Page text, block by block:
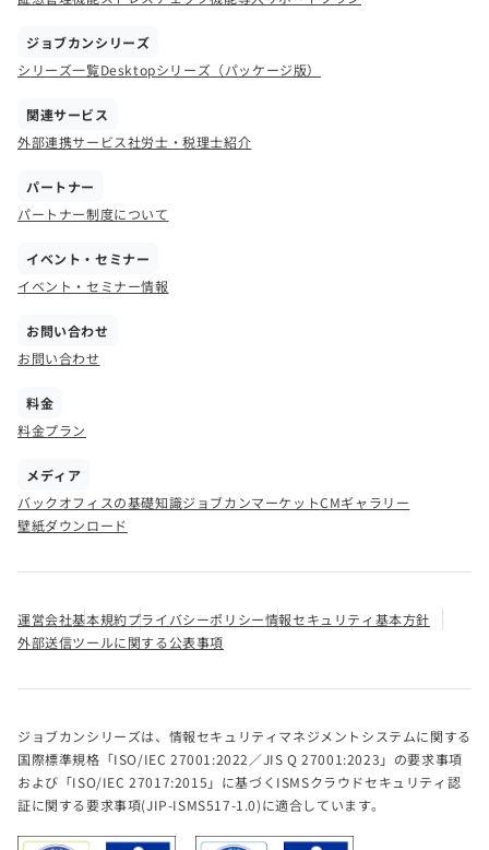
ジョブカンシリーズ
シリーズ一覧Desktopシリーズ（パッケージ版）
関連サービス
外部連携サービス社労士・税理士紹介
パートナー
パートナー制度について
イベント・セミナー
イベント・セミナー情報
お問い合わせ
お問い合わせ
料金
料金プラン
メディア
バックオフィスの基礎知識ジョブカンマーケットCMギャラリー
壁紙ダウンロード
運営会社基本規約プライバシーポリシー情報セキュリティ基本方針
外部送信ツールに関する公表事項
ジョブカンシリーズは、情報セキュリティマネジメントシステムに関する
国際標準規格「ISO/IEC 27001:2022／JIS Q 27001:2023」の要求事項
および「ISO/IEC 27017:2015」に基づくISMSクラウドセキュリティ認
証に関する要求事項(JIP-ISMS517-1.0)に適合しています。